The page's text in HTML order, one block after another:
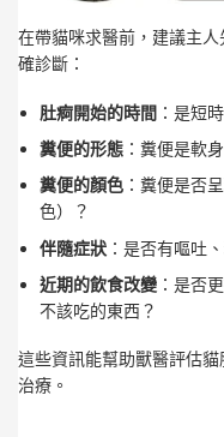
在帶貓咪求醫前，建議主
確診斷：
肚痾開始的時間 ：是短
糞便的形態 ：糞便是軟
糞便的顏色 ：糞便是否
色）？
伴隨症狀 ：是否有嘔吐
近期的飲食改變 ：是否
不該吃的東西？
這些資訊能幫助獸醫評估
治療。